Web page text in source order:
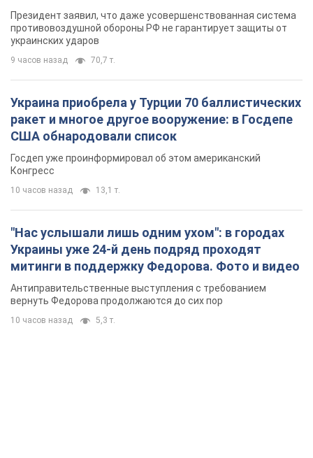
Президент заявил, что даже усовершенствованная система
противовоздушной обороны РФ не гарантирует защиты от
украинских ударов
9 часов назад 70,7 т.
Украина приобрела у Турции 70 баллистических
ракет и многое другое вооружение: в Госдепе
США обнародовали список
Госдеп уже проинформировал об этом американский
Конгресс
10 часов назад 13,1 т.
"Нас услышали лишь одним ухом": в городах
Украины уже 24-й день подряд проходят
митинги в поддержку Федорова. Фото и видео
Антиправительственные выступления с требованием
вернуть Федорова продолжаются до сих пор
10 часов назад 5,3 т.